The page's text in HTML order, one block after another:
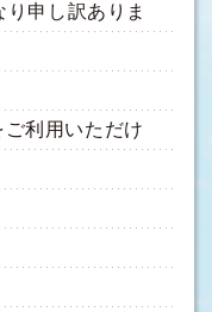
申し訳ありま
利用いただけ